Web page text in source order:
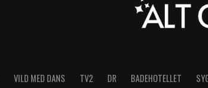
VILD MED DANS TV2 DR BADEHOTELLET